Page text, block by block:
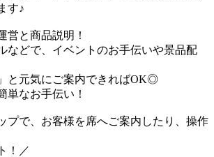
す♪
営と商品説明！
などで、イベントのお手伝いや景品配
と元気にご案内できればOK◎
単なお手伝い！
プで、お客様を席へご案内したり、操作
！／